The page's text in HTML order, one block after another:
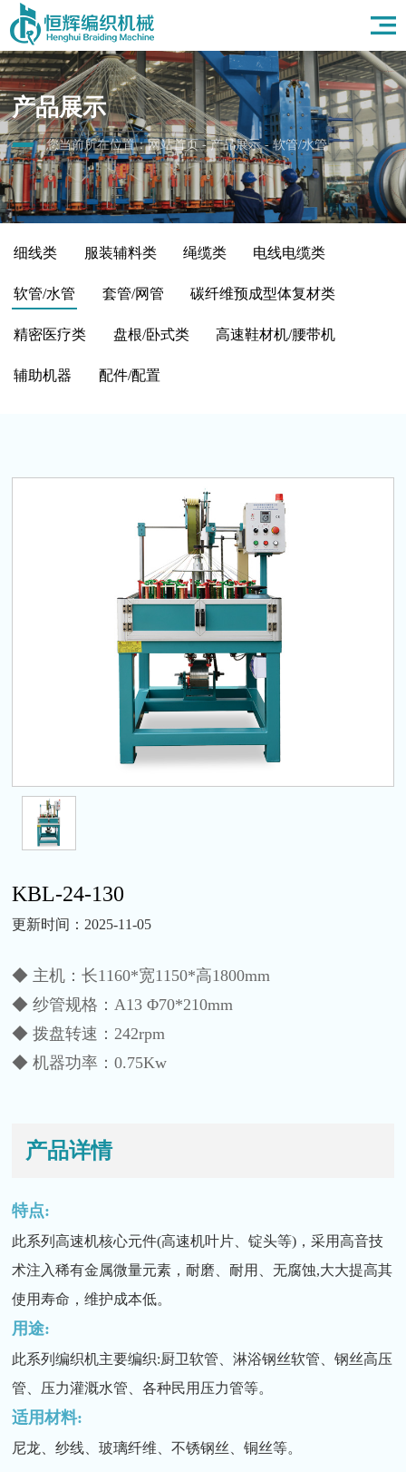
首页
关于我们
产品展示
应用领域
新闻资讯
人力资源
联系我们
产品展示
您当前所在位置：网站首页-产品展示-软管/水管
细线类 服装辅料类 绳缆类 电线电缆类
软管/水管 套管/网管 碳纤维预成型体复材类
精密医疗类 盘根/卧式类 高速鞋材机/腰带机
辅助机器 配件/配置
KBL-24-130
更新时间：2025-11-05
◆ 主机：长1160*宽1150*高1800mm
◆ 纱管规格：A13 Φ70*210mm
◆ 拨盘转速：242rpm
◆ 机器功率：0.75Kw
产品详情
特点:
此系列高速机核心元件(高速机叶片、锭头等)，采用高音技
术注入稀有金属微量元素，耐磨、耐用、无腐蚀,大大提高其
使用寿命，维护成本低。
用途:
此系列编织机主要编织:厨卫软管、淋浴钢丝软管、钢丝高压
管、压力灌溉水管、各种民用压力管等。
适用材料:
尼龙、纱线、玻璃纤维、不锈钢丝、铜丝等。